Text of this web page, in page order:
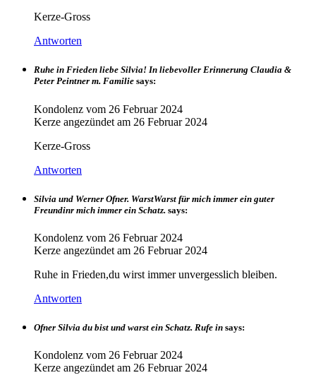
Kerze-Gross
Antworten
Ruhe in Frieden liebe Silvia! In liebevoller Erinnerung Claudia &
Peter Peintner m. Familie says:
Kondolenz vom 26 Februar 2024
Kerze angezündet am 26 Februar 2024
Kerze-Gross
Antworten
Silvia und Werner Ofner. WarstWarst für mich immer ein guter
Freundinr mich immer ein Schatz. says:
Kondolenz vom 26 Februar 2024
Kerze angezündet am 26 Februar 2024
Ruhe in Frieden,du wirst immer unvergesslich bleiben.
Antworten
Ofner Silvia du bist und warst ein Schatz. Rufe in says:
Kondolenz vom 26 Februar 2024
Kerze angezündet am 26 Februar 2024